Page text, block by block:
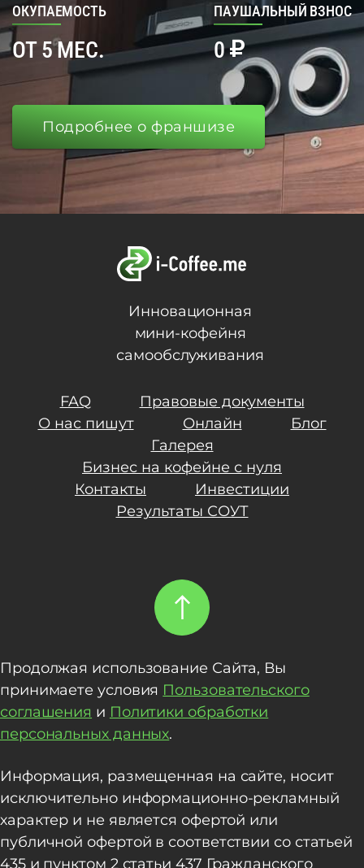
ОКУПАЕМОСТЬ
ОТ 5 МЕС.
ПАУШАЛЬНЫЙ ВЗНОС
0
Подробнее о франшизе
Инновационная
мини-кофейня
самообслуживания
FAQ
Правовые документы
О нас пишут
Онлайн
Блог
Галерея
Бизнес на кофейне с нуля
Контакты
Инвестиции
Результаты СОУТ
Продолжая использование Сайта, Вы
принимаете условия Пользовательского
соглашения и Политики обработки
персональных данных.
Информация, размещенная на сайте, носит
исключительно информационно-рекламный
характер и не является офертой или
публичной офертой в соответствии со статьей
435 и пунктом 2 статьи 437 Гражданского